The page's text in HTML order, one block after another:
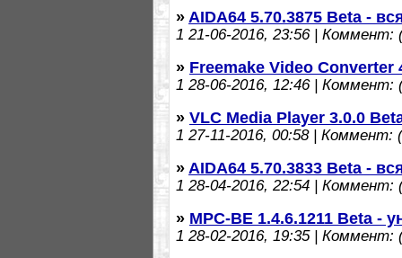
» AIDA64 5.70.3875 Beta -
1 21-06-2016, 23:56 | Коммент:
» Freemake Video Converter
1 28-06-2016, 12:46 | Коммент:
» VLC Media Player 3.0.0
1 27-11-2016, 00:58 | Коммент:
» AIDA64 5.70.3833 Beta -
1 28-04-2016, 22:54 | Коммент:
» MPC-BE 1.4.6.1211 Beta -
1 28-02-2016, 19:35 | Коммент: